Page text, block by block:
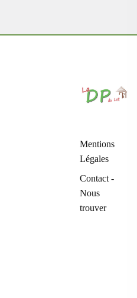
Mentions
Légales
Contact -
Nous
trouver